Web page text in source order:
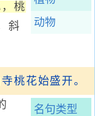
动物
桃
斜
桃花始盛开。
名句类型